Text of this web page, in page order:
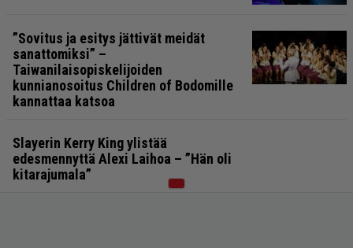
”Sovitus ja esitys jättivät meidät
sanattomiksi” –
Taiwanilaisopiskelijoiden
kunnianosoitus Children of Bodomille
kannattaa katsoa
Slayerin Kerry King ylistää
edesmennyttä Alexi Laihoa – ”Hän oli
kitarajumala”